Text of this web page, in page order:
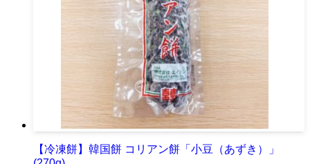
【冷凍餅】韓国餅 コリアン餅「小豆（あずき）」